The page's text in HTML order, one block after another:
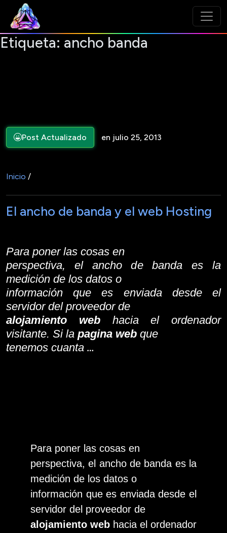
Etiqueta: ancho banda
Post Actualizado en julio 25, 2013
Inicio /
El ancho de banda y el web Hosting
Para poner las cosas en
perspectiva, el ancho de banda es la
medición de los datos o
información que es enviada desde el
servidor del proveedor de
alojamiento webhacia el ordenador
visitante. Si la pagina web que
tenemos cuanta …
Para poner las cosas en
perspectiva, el ancho de banda es la
medición de los datos o
información que es enviada desde el
servidor del proveedor de
alojamiento web hacia el ordenador